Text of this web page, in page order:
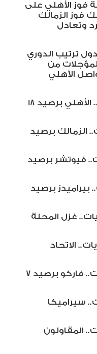
فوز الأهلي على
فوز الزمالك
وتعادل
ترتيب الدوري
من
الأهلي
المركز الأول من 6 مباريات.. الأهلي برصيد 18
من 6 مباريات.. الزمالك برصيد
من 6 مباريات.. فيوتشر برصيد
من 6 مباريات.. بيراميدز برصيد
من 6 مباريات.. غزل المحلة
من 6 مباريات.. الاتحاد
المركز السابع من 6 مباريات.. فاركو برصيد 7
من 6 مباريات.. سيراميكا
من 6 مباريات.. المقاولون